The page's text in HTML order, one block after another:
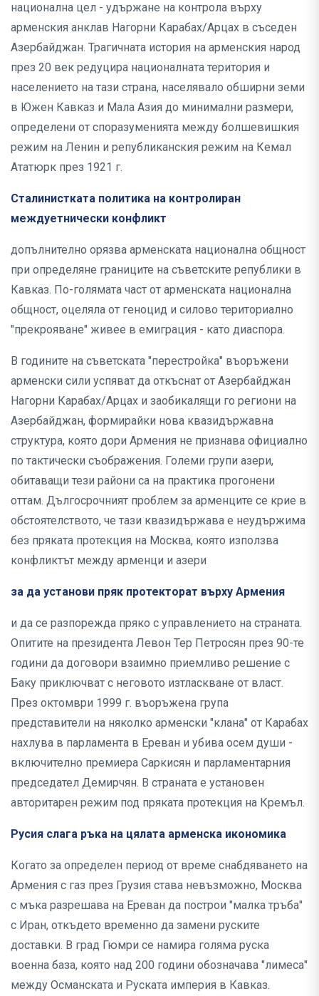
национална цел - удържане на контрола върху
арменския анклав Нагорни Карабах/Арцах в съседен
Азербайджан. Трагичната история на арменския народ
през 20 век редуцира националната територия и
населението на тази страна, населявало обширни земи
в Южен Кавказ и Мала Азия до минимални размери,
определени от споразуменията между болшевишкия
режим на Ленин и републиканския режим на Кемал
Ататюрк през 1921 г.
Сталинистката политика на контролиран
междуетнически конфликт
допълнително орязва арменската национална общност
при определяне границите на съветските републики в
Кавказ. По-голямата част от арменската национална
общност, оцеляла от геноцид и силово териториално
"прекрояване" живее в емиграция - като диаспора.
В годините на съветската "перестройка" въоръжени
арменски сили успяват да откъснат от Азербайджан
Нагорни Карабах/Арцах и заобикалящи го региони на
Азербайджан, формирайки нова квазидържавна
структура, която дори Армения не признава официално
по тактически съображения. Големи групи азери,
обитаващи тези райони са на практика прогонени
оттам. Дългосрочният проблем за арменците се крие в
обстоятелството, че тази квазидържава е неудържима
без пряката протекция на Москва, която използва
конфликтът между арменци и азери
за да установи пряк протекторат върху Армения
и да се разпорежда пряко с управлението на страната.
Опитите на президента Левон Тер Петросян през 90-те
години да договори взаимно приемливо решение с
Баку приключват с неговото изтласкване от власт.
През октомври 1999 г. въоръжена група
представители на няколко арменски "клана" от Карабах
нахлува в парламента в Ереван и убива осем души -
включително премиера Саркисян и парламентарния
председател Демирчян. В страната е установен
авторитарен режим под пряката протекция на Кремъл.
Русия слага ръка на цялата арменска икономика
Когато за определен период от време снабдяването на
Армения с газ през Грузия става невъзможно, Москва
с мъка разрешава на Ереван да построи "малка тръба"
с Иран, откъдето временно да замени руските
доставки. В град Гюмри се намира голяма руска
военна база, която над 200 години обозначава "лимеса"
между Османската и Руската империя в Кавказ.